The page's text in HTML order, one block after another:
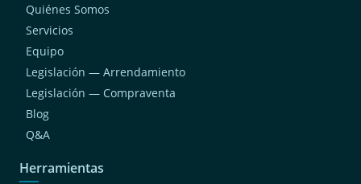
Quiénes Somos
Servicios
Equipo
Legislación — Arrendamiento
Legislación — Compraventa
Blog
Q&A
Herramientas